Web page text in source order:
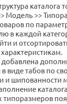
каталога
Модель >>
по
в каждой
и
виде табов по
и шипованности
типоразмеров